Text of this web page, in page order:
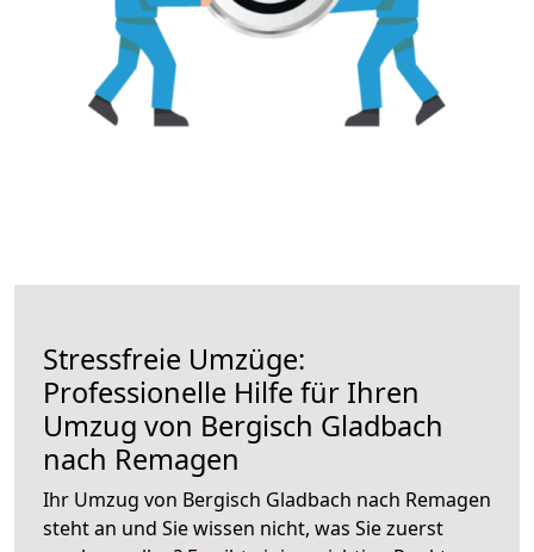
Stressfreie Umzüge:
Professionelle Hilfe für Ihren
Umzug von Bergisch Gladbach
nach Remagen
Ihr Umzug von Bergisch Gladbach nach Remagen
steht an und Sie wissen nicht, was Sie zuerst